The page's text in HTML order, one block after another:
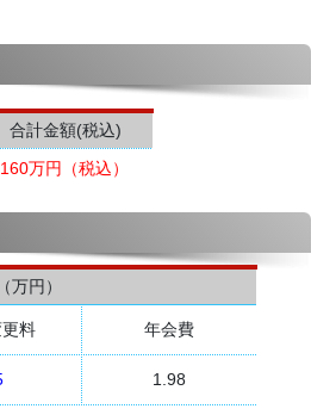
合計金額(税込)
160万円（税込）
万円）
料 年会費
1.98